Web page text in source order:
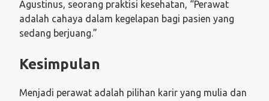
Agustinus, seorang praktisi kesehatan, “Perawat
adalah cahaya dalam kegelapan bagi pasien yang
sedang berjuang.”
Kesimpulan
Menjadi perawat adalah pilihan karir yang mulia dan